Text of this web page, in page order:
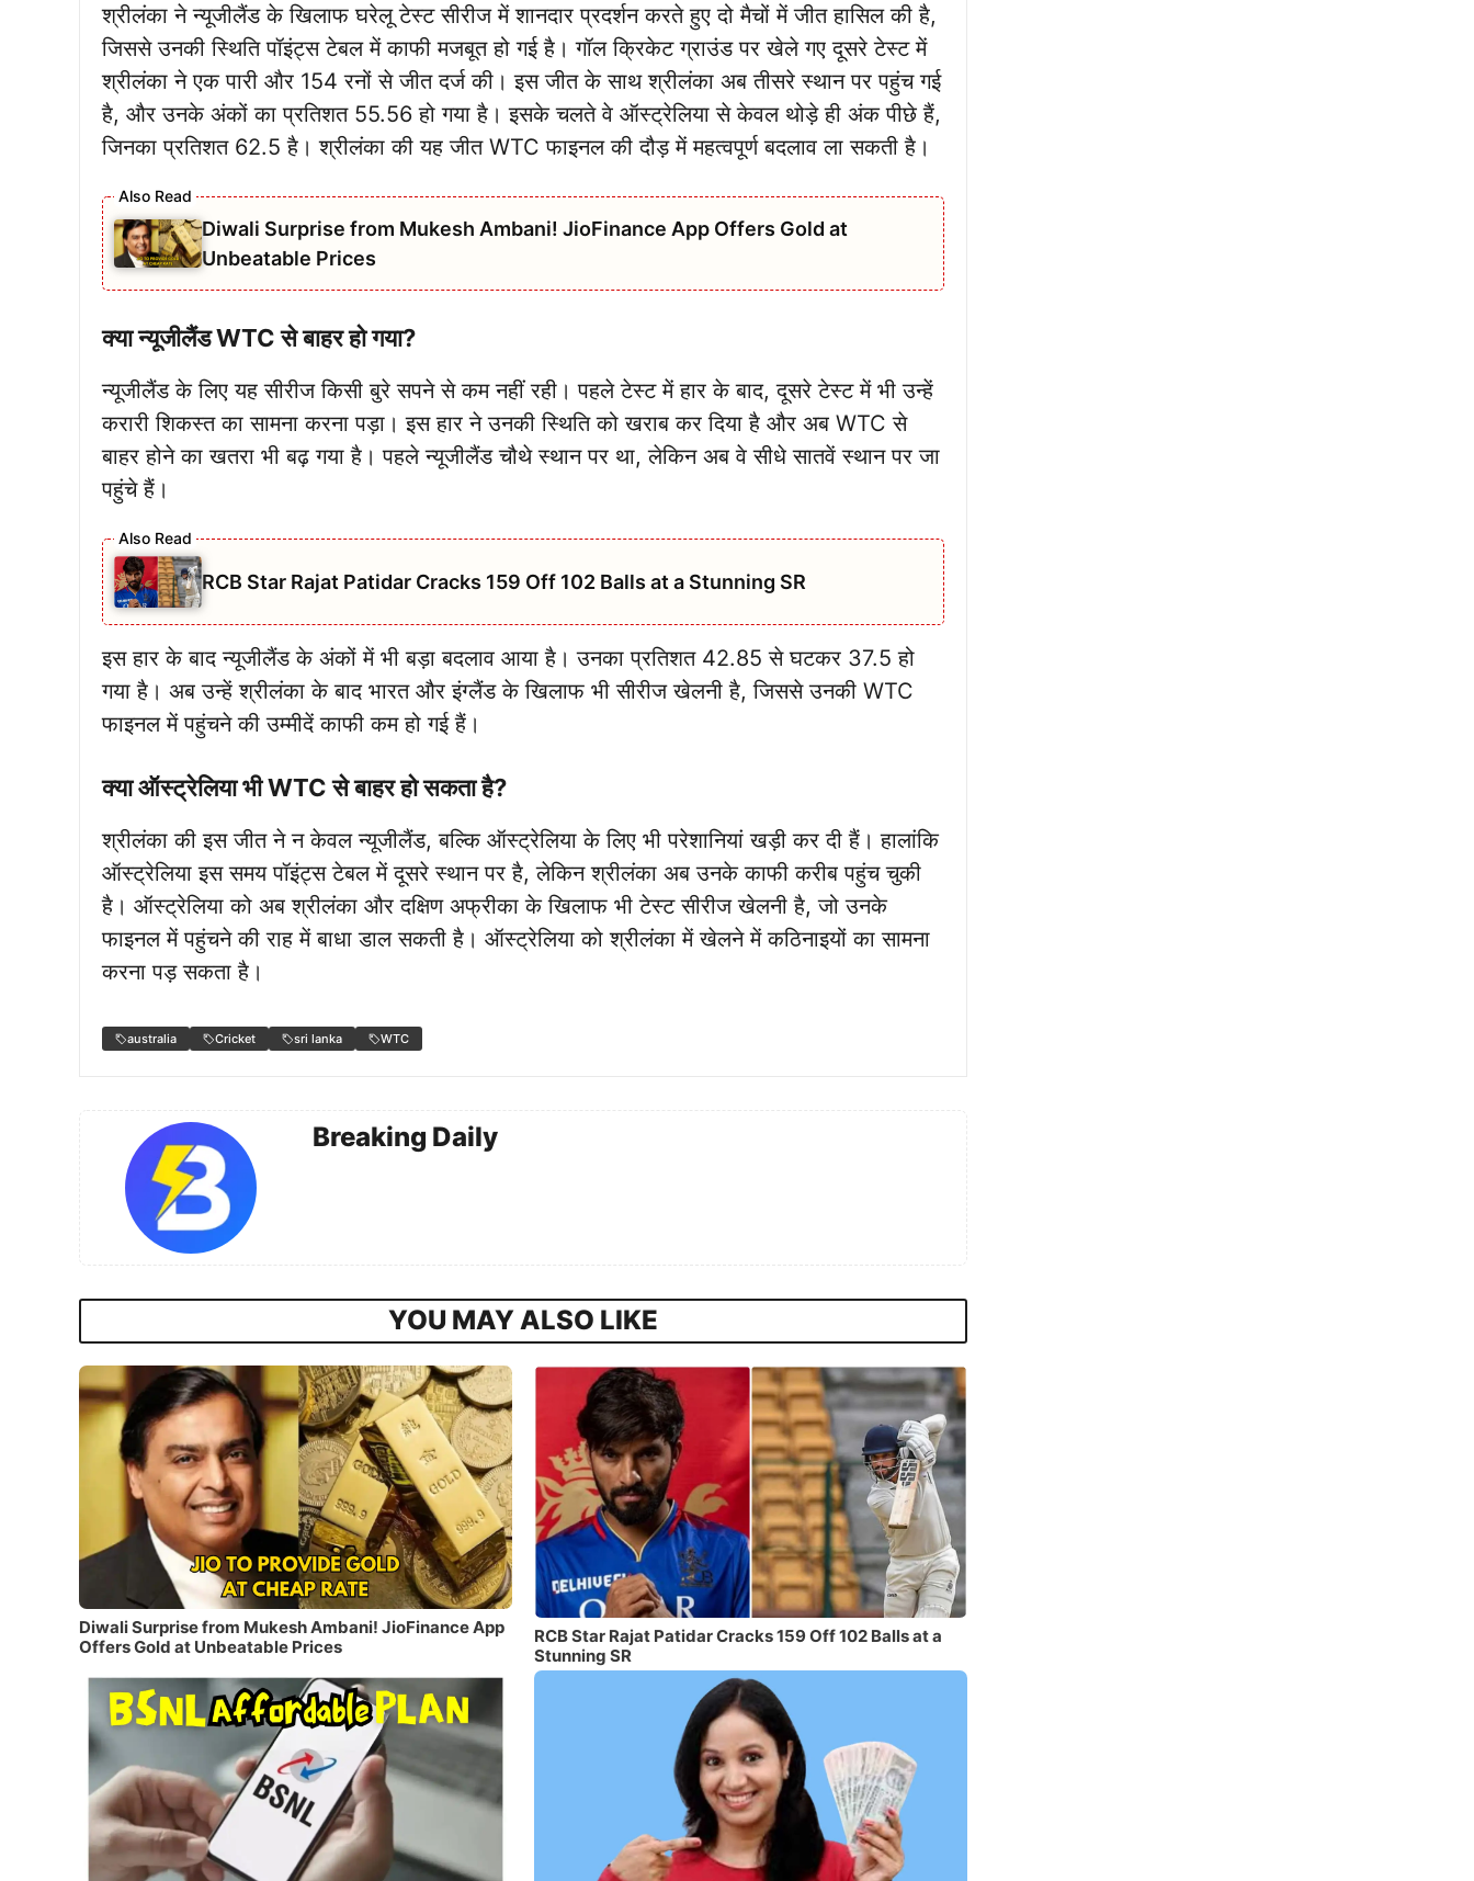
श्रीलंका ने न्यूजीलैंड के खिलाफ घरेलू टेस्ट सीरीज में शानदार प्रदर्शन करते हुए दो मैचों में जीत हासिल की है,
जिससे उनकी स्थिति पॉइंट्स टेबल में काफी मजबूत हो गई है। गॉल क्रिकेट ग्राउंड पर खेले गए दूसरे टेस्ट में
श्रीलंका ने एक पारी और 154 रनों से जीत दर्ज की। इस जीत के साथ श्रीलंका अब तीसरे स्थान पर पहुंच गई
है, और उनके अंकों का प्रतिशत 55.56 हो गया है। इसके चलते वे ऑस्ट्रेलिया से केवल थोड़े ही अंक पीछे हैं,
जिनका प्रतिशत 62.5 है। श्रीलंका की यह जीत WTC फाइनल की दौड़ में महत्वपूर्ण बदलाव ला सकती है।
Diwali Surprise from Mukesh Ambani! JioFinance App Offers Gold at
Unbeatable Prices
क्या न्यूजीलैंड WTC से बाहर हो गया?
न्यूजीलैंड के लिए यह सीरीज किसी बुरे सपने से कम नहीं रही। पहले टेस्ट में हार के बाद, दूसरे टेस्ट में भी उन्हें
करारी शिकस्त का सामना करना पड़ा। इस हार ने उनकी स्थिति को खराब कर दिया है और अब WTC से
बाहर होने का खतरा भी बढ़ गया है। पहले न्यूजीलैंड चौथे स्थान पर था, लेकिन अब वे सीधे सातवें स्थान पर जा
पहुंचे हैं।
RCB Star Rajat Patidar Cracks 159 Off 102 Balls at a Stunning SR
इस हार के बाद न्यूजीलैंड के अंकों में भी बड़ा बदलाव आया है। उनका प्रतिशत 42.85 से घटकर 37.5 हो
गया है। अब उन्हें श्रीलंका के बाद भारत और इंग्लैंड के खिलाफ भी सीरीज खेलनी है, जिससे उनकी WTC
फाइनल में पहुंचने की उम्मीदें काफी कम हो गई हैं।
क्या ऑस्ट्रेलिया भी WTC से बाहर हो सकता है?
श्रीलंका की इस जीत ने न केवल न्यूजीलैंड, बल्कि ऑस्ट्रेलिया के लिए भी परेशानियां खड़ी कर दी हैं। हालांकि
ऑस्ट्रेलिया इस समय पॉइंट्स टेबल में दूसरे स्थान पर है, लेकिन श्रीलंका अब उनके काफी करीब पहुंच चुकी
है। ऑस्ट्रेलिया को अब श्रीलंका और दक्षिण अफ्रीका के खिलाफ भी टेस्ट सीरीज खेलनी है, जो उनके
फाइनल में पहुंचने की राह में बाधा डाल सकती है। ऑस्ट्रेलिया को श्रीलंका में खेलने में कठिनाइयों का सामना
करना पड़ सकता है।
australia Cricket sri lanka WTC
Breaking Daily
YOU MAY ALSO LIKE
Diwali Surprise from Mukesh Ambani! JioFinance App
Offers Gold at Unbeatable Prices
RCB Star Rajat Patidar Cracks 159 Off 102 Balls at a
Stunning SR